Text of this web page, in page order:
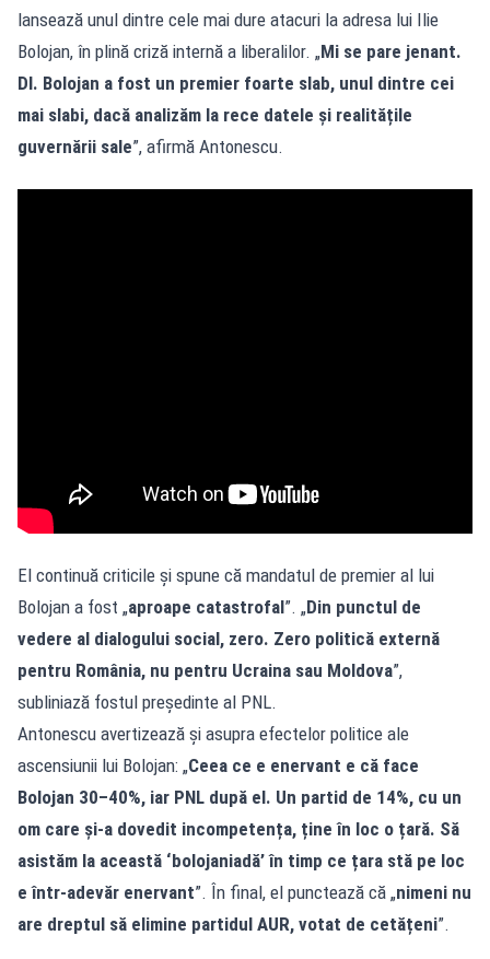
lansează unul dintre cele mai dure atacuri la adresa lui Ilie
Bolojan, în plină criză internă a liberalilor. „Mi se pare jenant.
Dl. Bolojan a fost un premier foarte slab, unul dintre cei
mai slabi, dacă analizăm la rece datele și realitățile
guvernării sale”, afirmă Antonescu.
El continuă criticile și spune că mandatul de premier al lui
Bolojan a fost „aproape catastrofal”. „Din punctul de
vedere al dialogului social, zero. Zero politică externă
pentru România, nu pentru Ucraina sau Moldova”,
subliniază fostul președinte al PNL.
Antonescu avertizează și asupra efectelor politice ale
ascensiunii lui Bolojan: „Ceea ce e enervant e că face
Bolojan 30–40%, iar PNL după el. Un partid de 14%, cu un
om care și‑a dovedit incompetența, ține în loc o țară. Să
asistăm la această ‘bolojaniadă’ în timp ce țara stă pe loc
e într‑adevăr enervant”. În final, el punctează că „nimeni nu
are dreptul să elimine partidul AUR, votat de cetățeni”.